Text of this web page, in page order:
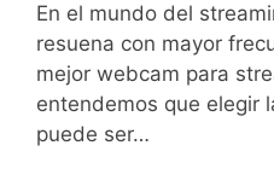
En el mundo del
resuena con mayor
mejor webcam para
entendemos que elegir
puede ser…